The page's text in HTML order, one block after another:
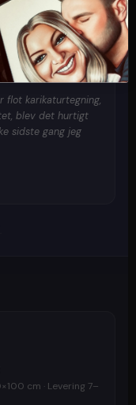
flot karikaturtegning,
blev det hurtigt
sidste gang jeg
cm · Levering 7–